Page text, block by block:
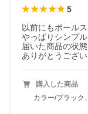
5
以前にもポール
やっぱりシンプ
届いた商品の状
ありがとうござい
購入した商品
カラー/ブラック